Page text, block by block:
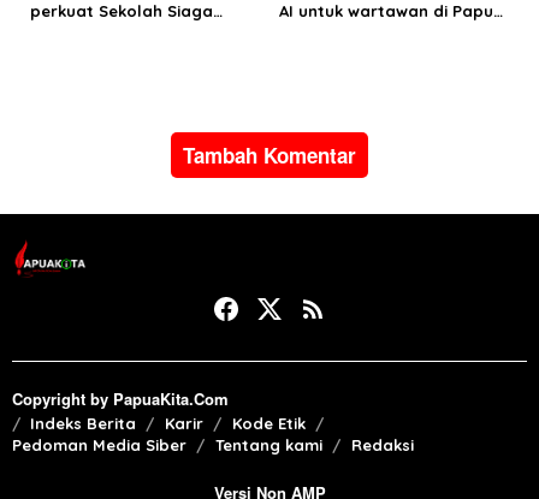
perkuat Sekolah Siaga
AI untuk wartawan di Papua
Tambah Komentar
Copyright by PapuaKita.Com
Indeks Berita Karir
Kode Etik
Pedoman Media Siber
Tentang kami Redaksi
Versi Non AMP